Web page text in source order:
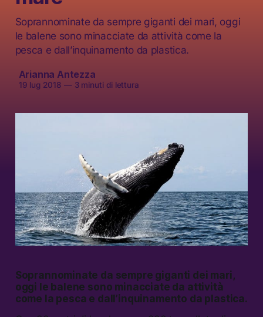
Soprannominate da sempre giganti dei mari, oggi
le balene sono minacciate da attività come la
pesca e dall’inquinamento da plastica.
Arianna Antezza
19 lug 2018 —3 minuti di lettura
Soprannominate da sempre giganti dei mari,
oggi le balene sono minacciate da attività
come la pesca e dall’inquinamento da plastica.